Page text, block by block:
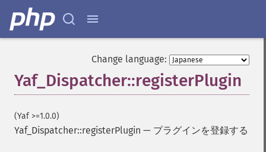
Change language:
Yaf_Dispatcher::registerPlugin
(Yaf >=1.0.0)
Yaf_Dispatcher::registerPlugin — プラグインを登録する